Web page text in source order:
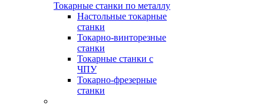
Токарные станки по металлу
Настольные токарные
станки
Токарно-винторезные
станки
Токарные станки с
ЧПУ
Токарно-фрезерные
станки